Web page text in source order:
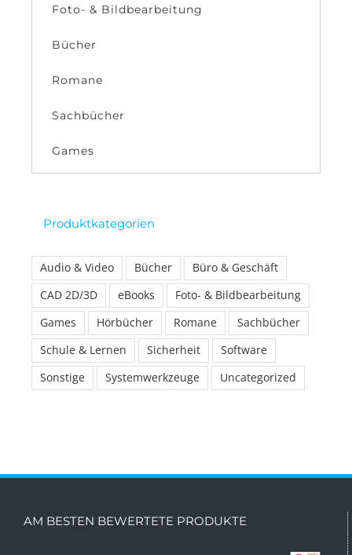
Foto- & Bildbearbeitung
Bücher
Romane
Sachbücher
Games
Produktkategorien
Audio & Video Bücher
Büro & Geschäft
CAD 2D/3D
eBooks
Foto- & Bildbearbeitung
Games
Hörbücher Romane
Sachbücher
Schule & Lernen
Sicherheit
Software
Sonstige
Systemwerkzeuge Uncategorized
AM BESTEN BEWERTETE PRODUKTE